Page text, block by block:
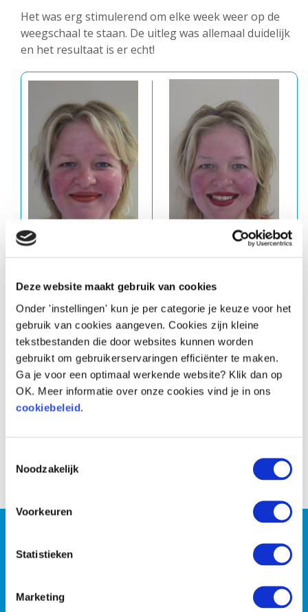
Deze website maakt gebruik van cookies
Onder 'instellingen' kun je per categorie je keuze voor het
gebruik van cookies aangeven. Cookies zijn kleine
tekstbestanden die door websites kunnen worden
gebruikt om gebruikerservaringen efficiënter te maken.
Ga je voor een optimaal werkende website? Klik dan op
OK. Meer informatie over onze cookies vind je in ons
cookiebeleid.
Noodzakelijk
Voorkeuren
Statistieken
Marketing
Het was erg stimulerend om elke week weer op de
weegschaal te staan. De uitleg was allemaal duidelijk
en het resultaat is er echt!
Voor
of wil je liever met z’n
tweeën de strijd tegen de